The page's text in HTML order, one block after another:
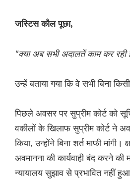
जस्टिस कौल पूछा,
"क्या अब सभी अदालतें काम कर
उन्हें बताया गया कि वे सभी बिना
पिछले अवसर पर सुप्रीम कोर्ट को
वकीलों के खिलाफ सुप्रीम कोर्ट ने
किया, उन्होंने बिना शर्त माफी मांगी।
अवमानना की कार्यवाही बंद करने की
न्यायालय सुझाव से प्रभावित नहीं